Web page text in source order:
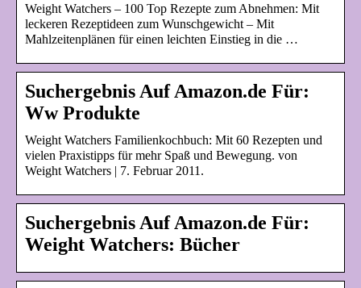
Weight Watchers – 100 Top Rezepte zum Abnehmen: Mit
leckeren Rezeptideen zum Wunschgewicht – Mit
Mahlzeitenplänen für einen leichten Einstieg in die …
Suchergebnis Auf Amazon.de Für:
Ww Produkte
Weight Watchers Familienkochbuch: Mit 60 Rezepten und
vielen Praxistipps für mehr Spaß und Bewegung. von
Weight Watchers | 7. Februar 2011.
Suchergebnis Auf Amazon.de Für:
Weight Watchers: Bücher